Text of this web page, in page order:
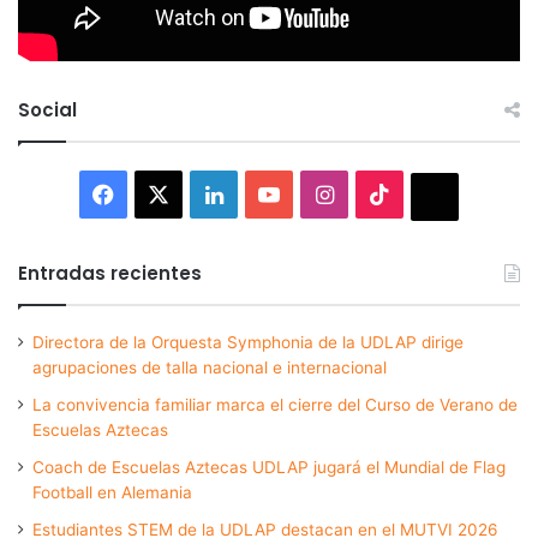
Social
Facebook LinkedInYouTubeInstagram
Entradas recientes
Directora de la Orquesta Symphonia de la UDLAP dirige
agrupaciones de talla nacional e internacional
La convivencia familiar marca el cierre del Curso de Verano de
Escuelas Aztecas
Coach de Escuelas Aztecas UDLAP jugará el Mundial de Flag
Football en Alemania
Estudiantes STEM de la UDLAP destacan en el MUTVI 2026